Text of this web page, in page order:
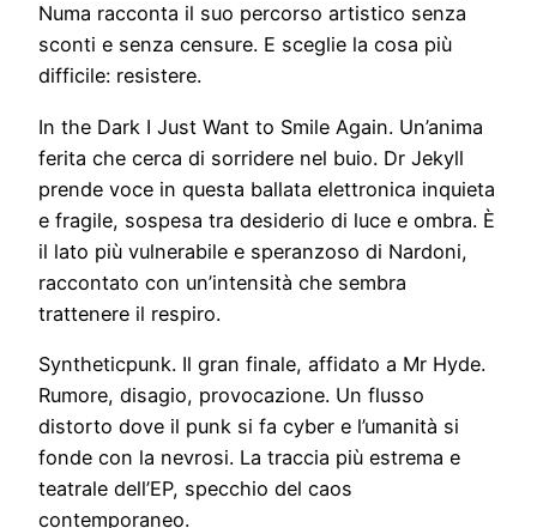
Numa racconta il suo percorso artistico senza
sconti e senza censure. E sceglie la cosa più
difficile: resistere.
In the Dark I Just Want to Smile Again. Un’anima
ferita che cerca di sorridere nel buio. Dr Jekyll
prende voce in questa ballata elettronica inquieta
e fragile, sospesa tra desiderio di luce e ombra. È
il lato più vulnerabile e speranzoso di Nardoni,
raccontato con un’intensità che sembra
trattenere il respiro.
Syntheticpunk. Il gran finale, affidato a Mr Hyde.
Rumore, disagio, provocazione. Un flusso
distorto dove il punk si fa cyber e l’umanità si
fonde con la nevrosi. La traccia più estrema e
teatrale dell’EP, specchio del caos
contemporaneo.